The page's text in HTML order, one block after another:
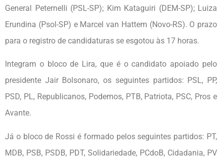
General Peternelli (PSL-SP); Kim Kataguiri (DEM-SP); Luiza
Erundina (Psol-SP) e Marcel van Hattem (Novo-RS). O prazo
para o registro de candidaturas se esgotou às 17 horas.
Integram o bloco de Lira, que é o candidato apoiado pelo
presidente Jair Bolsonaro, os seguintes partidos: PSL, PP,
PSD, PL, Republicanos, Podemos, PTB, Patriota, PSC, Pros e
Avante.
Já o bloco de Rossi é formado pelos seguintes partidos: PT,
MDB, PSB, PSDB, PDT, Solidariedade, PCdoB, Cidadania, PV